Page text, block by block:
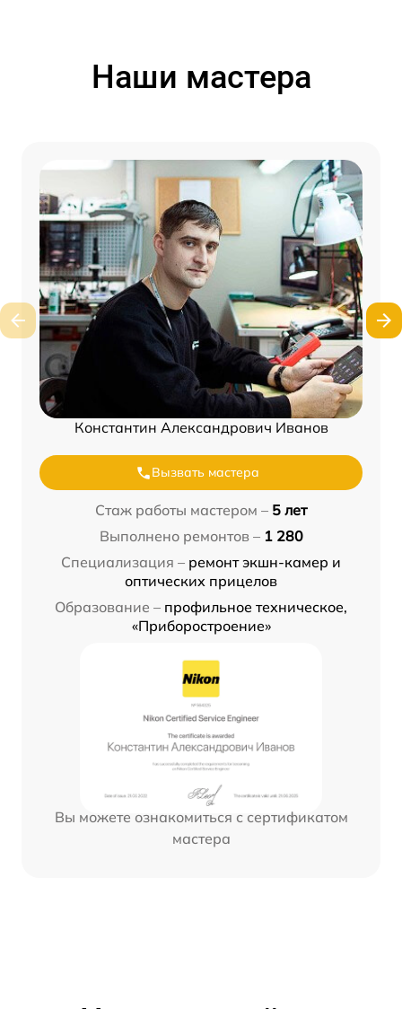
Наши мастера
Константин Александрович Иванов
Вызвать мастера
Стаж работы мастером – 5 лет
Выполнено ремонтов – 1 280
Специализация – ремонт экшн-камер и
оптических прицелов
Образование – профильное техническое,
«Приборостроение»
Вы можете ознакомиться с сертификатом
мастера